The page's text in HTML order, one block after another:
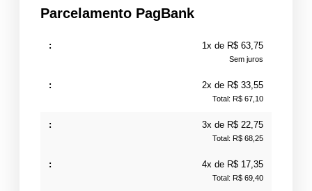
Parcelamento PagBank
1x de R$ 63,75
Sem juros
2x de R$ 33,55
Total: R$ 67,10
3x de R$ 22,75
Total: R$ 68,25
4x de R$ 17,35
Total: R$ 69,40